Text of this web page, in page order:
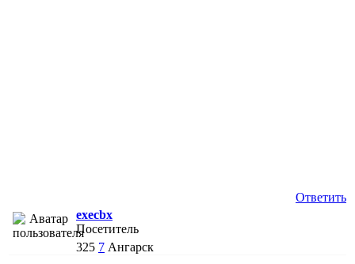
Ответить
execbx
Посетитель
325 7 Ангарск